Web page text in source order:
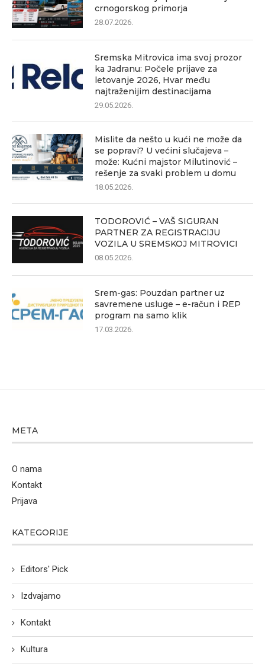
crnogorskog primorja
28.07.2026.
Sremska Mitrovica ima svoj prozor
ka Jadranu: Počele prijave za
letovanje 2026, Hvar među
najtraženijim destinacijama
29.05.2026.
Mislite da nešto u kući ne može da
se popravi? U većini slučajeva –
može: Kućni majstor Milutinović –
rešenje za svaki problem u domu
18.05.2026.
TODOROVIĆ – VAŠ SIGURAN
PARTNER ZA REGISTRACIJU
VOZILA U SREMSKOJ MITROVICI
08.05.2026.
Srem-gas: Pouzdan partner uz
savremene usluge – e-račun i REP
program na samo klik
17.03.2026.
META
O nama
Kontakt
Prijava
KATEGORIJE
Editors' Pick
Izdvajamo
Kontakt
Kultura